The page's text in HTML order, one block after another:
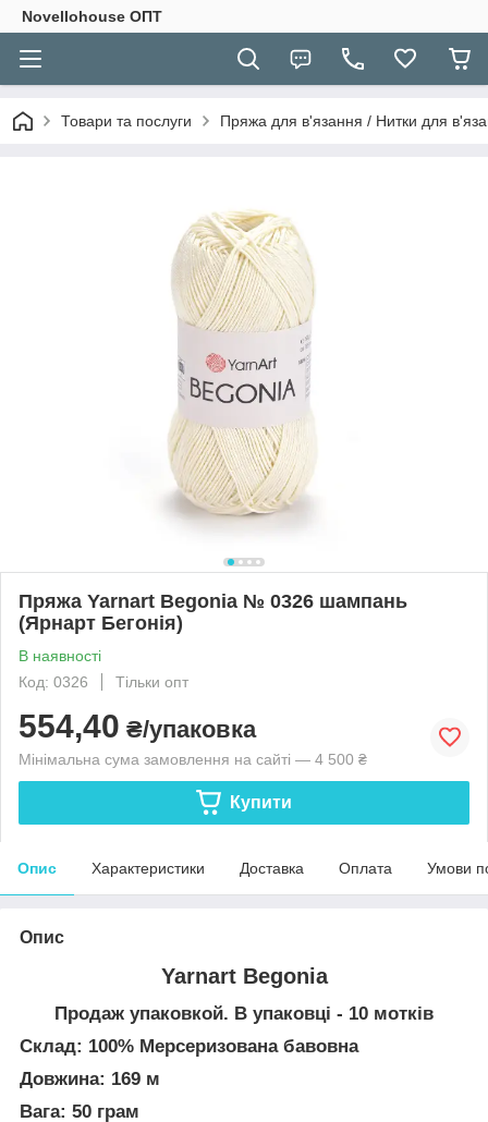
Novellohouse ОПТ
Товари та послуги Пряжа для в'язання / Нитки для
Пряжа Yarnart Begonia № 0326 шампань
(Ярнарт Бегонія)
В наявності
Код: 0326
Тільки опт
554,40 ₴/упаковка
Мінімальна сума замовлення на сайті — 4 500 ₴
Купити
Опис Характеристики Доставка Оплата Умови
Опис
Yarnart Begonia
Продаж упаковкой. В упаковці - 10 мотків
Склад: 100% Мерсеризована бавовна
Довжина: 169 м
Вага: 50 грам